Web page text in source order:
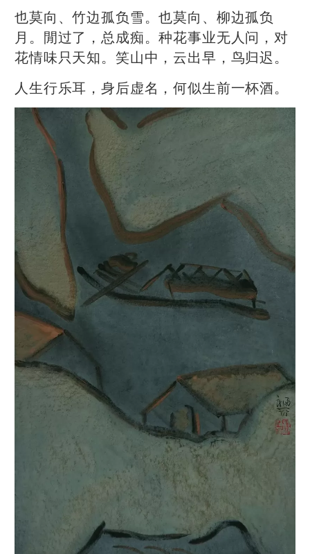
也莫向、竹边孤负雪。也莫向、柳边孤负
月。閒过了，总成痴。种花事业无人问，对
花情味只天知。笑山中，云出早，鸟归迟。
人生行乐耳，身后虚名，何似生前一杯酒。